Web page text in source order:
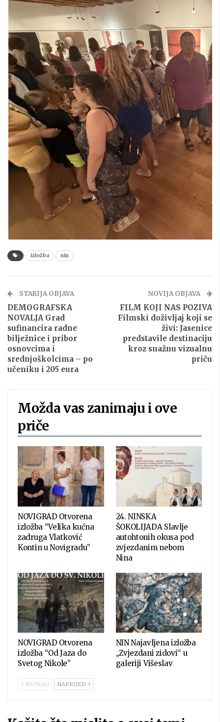
izložba nin
STARIJA OBJAVA
DEMOGRAFSKA
NOVALJA Grad
sufinancira radne
bilježnice i pribor
osnovcima i
srednjoškolcima – po
učeniku i 205 eura
NOVIJA OBJAVA
FILM KOJI NAS POZIVA
Filmski doživljaj koji se
živi: Jasenice
predstavile destinaciju
kroz snažnu vizualnu
priču
Možda vas zanimaju i ove
priče
NOVIGRAD Otvorena
izložba “Velika kućna
zadruga Vlatković
Kontin u Novigradu”
24. NINSKA
ŠOKOLIJADA Slavlje
autohtonih okusa pod
zvjezdanim nebom
Nina
NOVIGRAD Otvorena
izložba “Od Jaza do
Svetog Nikole”
NIN Najavljena izložba
„Zvjezdani zidovi“ u
galeriji Višeslav
NATRAG NAPRIJED